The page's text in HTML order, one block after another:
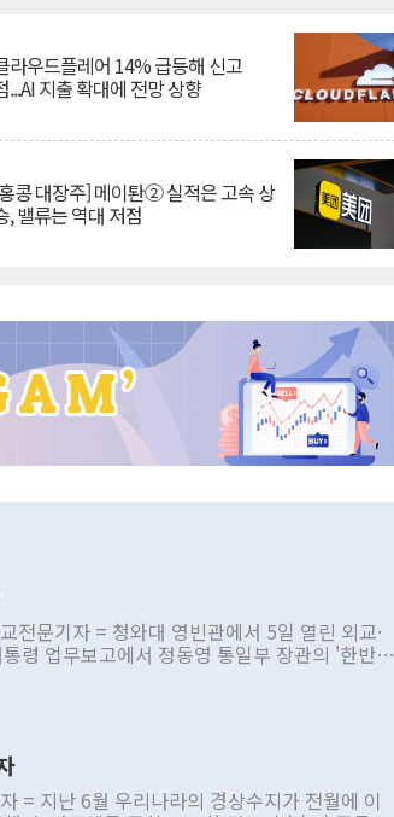
라우드플레어 14% 급등해 신고
...AI 지출 확대에 전망 상향
콩 대장주] 메이퇀② 실적은 고속 상
, 밸류는 역대 저점
전문기자 = 청와대 영빈관에서 5일 열린 외교·
령 업무보고에서 정동영 통일부 장관의 '한반도
거치지 않은 사안을 정책으로 추진하겠다고 공
실적 구상'이라는 비판을 내놨다. 그동안 정 장
물의를 빚은 적은 여러 번 있지만 대통령과 유
= 지난 6월 우리나라의 경상수지가 전월에 이